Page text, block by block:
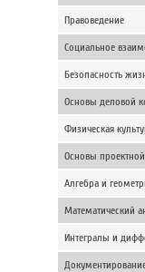
Правоведение
Социальное
Безопасность
Основы деловой
Физическая
Основы проектной
Алгебра и
Математический
Интегралы и